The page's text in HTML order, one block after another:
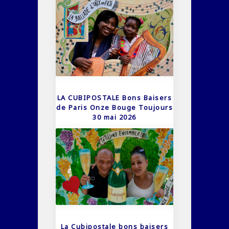
LA CUBIPOSTALE Bons Baisers
de Paris Onze Bouge Toujours
30 mai 2026
La Cubipostale bons baisers